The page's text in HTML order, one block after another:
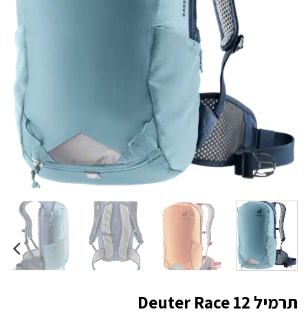
תרמיל Deuter Race 12